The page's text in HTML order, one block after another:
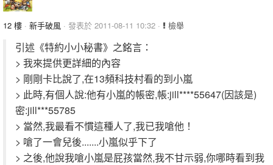
12 樓 · 新手破風 · 發表於 2011-08-11 10:32 · 檢舉
引述《特約小小秘書》之銘言：
> 我來提供更詳細的內容
> 剛剛卡比說了,在13頻科技村看的到小嵐
> 此時,有個人說:他有小嵐的帳密,帳:jill****55647(因該是)
密:jill***55785
> 當然,我最看不慣這種人了,我已我嗆他！
> 嗆了一會兒後.......小嵐似乎下了
> 之後,他說我嗆小嵐是屁孩當然,我不甘示弱,你哪時看到我